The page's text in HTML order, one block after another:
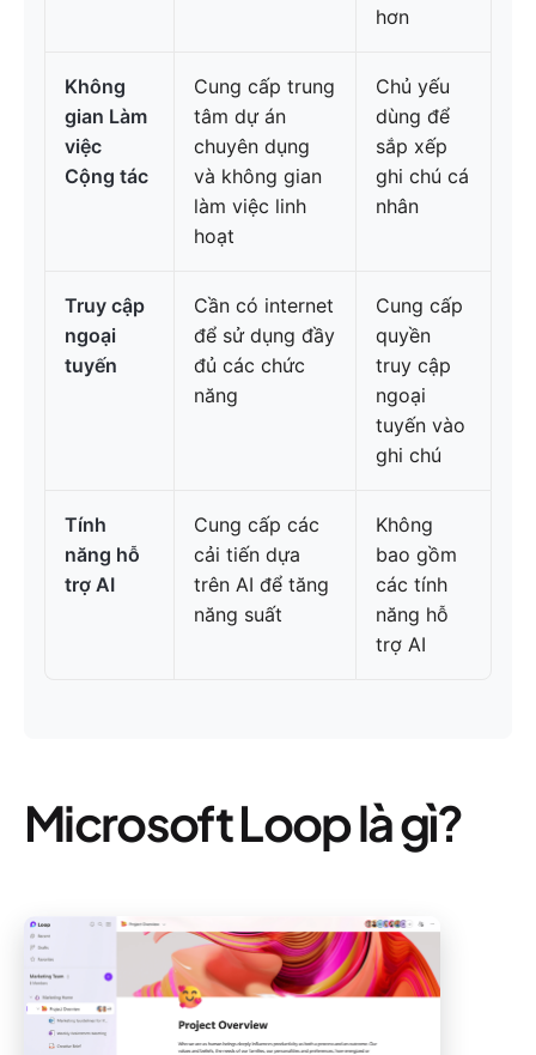
hơn
Không
gian Làm
việc
Cộng tác
Cung cấp trung
tâm dự án
chuyên dụng
và không gian
làm việc linh
hoạt
Chủ yếu
dùng để
sắp xếp
ghi chú cá
nhân
Truy cập
ngoại
tuyến
Cần có internet
để sử dụng đầy
đủ các chức
năng
Cung cấp
quyền
truy cập
ngoại
tuyến vào
ghi chú
Tính
năng hỗ
trợ AI
Cung cấp các
cải tiến dựa
trên AI để tăng
năng suất
Không
bao gồm
các tính
năng hỗ
trợ AI
Microsoft Loop là gì?